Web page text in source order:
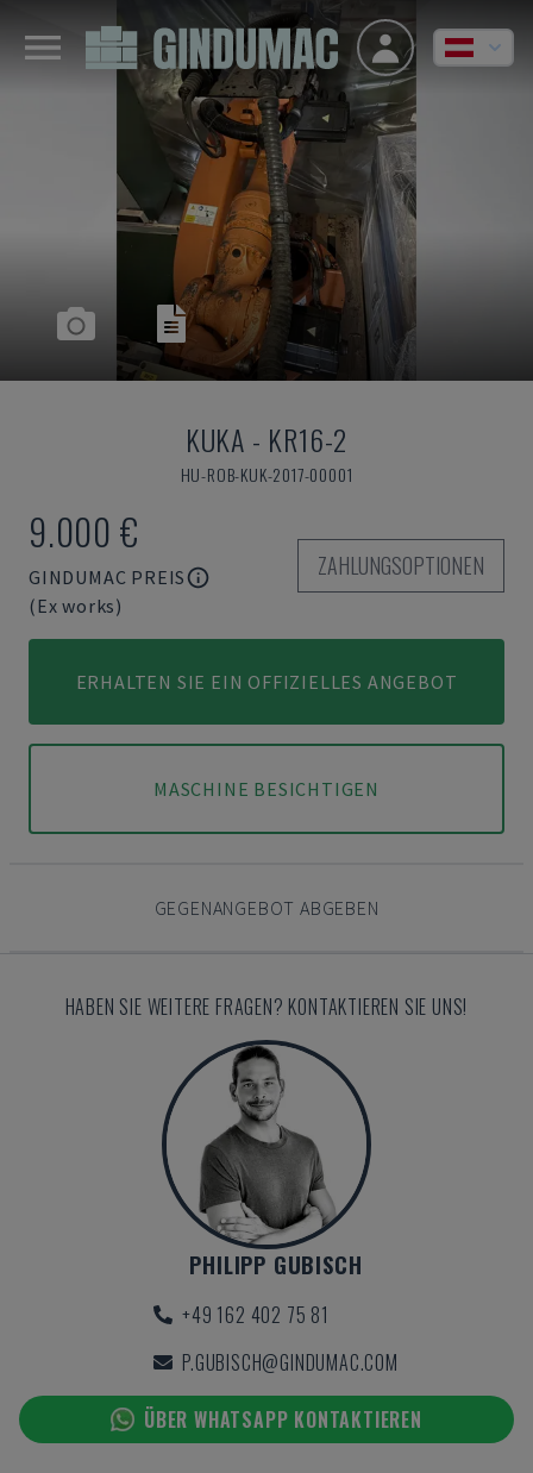
KUKA - KR16-2
HU-ROB-KUK-2017-00001
9.000 €
GINDUMAC PREIS
(Ex works)
ZAHLUNGSOPTIONEN
ERHALTEN SIE EIN OFFIZIELLES ANGEBOT
MASCHINE BESICHTIGEN
GEGENANGEBOT ABGEBEN
HABEN SIE WEITERE FRAGEN? KONTAKTIEREN SIE UNS!
PHILIPP GUBISCH
+49 162 402 75 81
P.GUBISCH@GINDUMAC.COM
ÜBER WHATSAPP KONTAKTIEREN